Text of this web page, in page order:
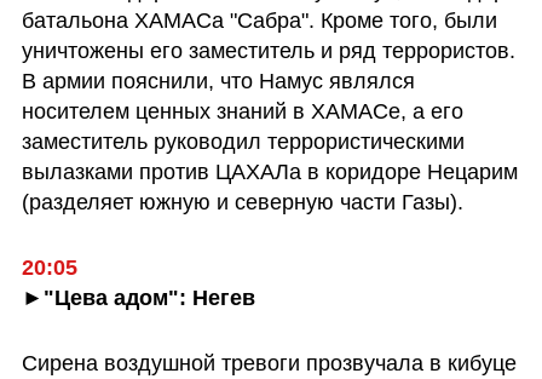
батальона ХАМАСа "Сабра". Кроме того, были
уничтожены его заместитель и ряд террористов.
В армии пояснили, что Намус являлся
носителем ценных знаний в ХАМАСе, а его
заместитель руководил террористическими
вылазками против ЦАХАЛа в коридоре Нецарим
(разделяет южную и северную части Газы).
20:05
►"Цева адом": Негев
Сирена воздушной тревоги прозвучала в кибуце